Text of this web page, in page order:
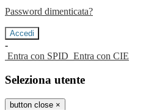
Password dimenticata?
-
Entra con SPID Entra con CIE
Seleziona utente
button close ×